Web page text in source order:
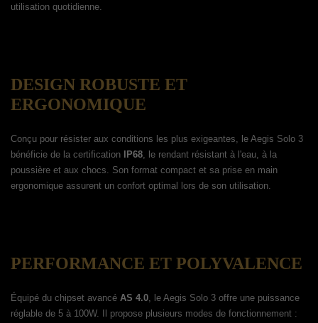
utilisation quotidienne.
DESIGN ROBUSTE ET
ERGONOMIQUE
Conçu pour résister aux conditions les plus exigeantes, le Aegis Solo 3
bénéficie de la certification
IP68 , le rendant résistant à l'eau, à la
poussière et aux chocs. Son format compact et sa prise en main
ergonomique assurent un confort optimal lors de son utilisation.
PERFORMANCE ET POLYVALENCE
Équipé du chipset avancé AS 4.0 , le Aegis Solo 3 offre une puissance
réglable de 5 à 100W. Il propose plusieurs modes de fonctionnement :